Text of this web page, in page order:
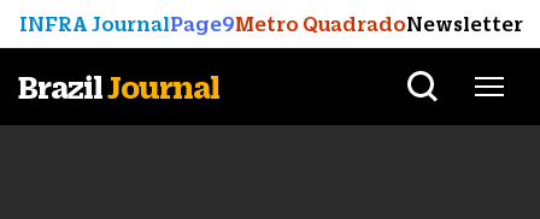
INFRA JournalPage9Metro QuadradoNewsletter
BrazilJournal